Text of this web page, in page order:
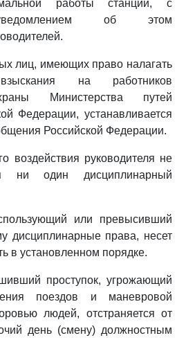
работы станции, с
об этом
лиц, имеющих право налагать
на работников
Министерства путей
Федерации, устанавливается
Российской Федерации.
воздействия руководителя не
ни один дисциплинарный
или превысивший
дисциплинарные права, несет
в установленном порядке.
проступок, угрожающий
поездов и маневровой
людей, отстраняется от
день (смену) должностным